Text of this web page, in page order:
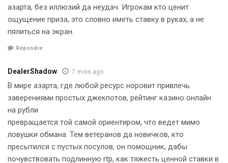
азарта, без иллюзий да неудач. Игрокам кто ценит
ощущение приза, это словно иметь ставку в руках, а не
пялиться на экран.
Répondre
DealerShadow 7 mois ago
В мире азарта, где любой ресурс норовит привлечь
заверениями простых джекпотов, рейтинг казино онлайн
на рубли
превращается той самой ориентиром, что ведет мимо
ловушки обмана. Тем ветеранов да новичков, кто
пресытился с пустых посулов, он помощник, дабы
почувствовать подлинную rtp, как тяжесть ценной ставки в